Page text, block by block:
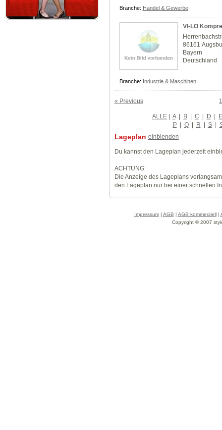
Branche: Handel & Gewerbe
VI-LO
86161
Bayern
Deutschland
Branche: Industrie & Maschinen
« Previous 1
ALLE| A | B | C | D | E
P | Q | R | S |
Lageplan einblenden
Du kannst den Lageplan jederzeit
ACHTUNG:
Die Anzeige des Lageplans
den Lageplan nur bei einer schnellen
Impressum| AGB | AGB kommerziell|
Copyright © 2007